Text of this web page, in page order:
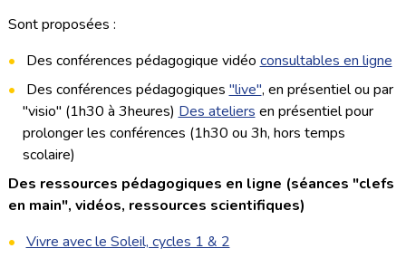
Sont proposées :
Des conférences pédagogique vidéo consultables en ligne
Des conférences pédagogiques "live", en présentiel ou par
"visio" (1h30 à 3heures) Des ateliers en présentiel pour
prolonger les conférences (1h30 ou 3h, hors temps
scolaire)
Des ressources pédagogiques en ligne (séances "clefs
en main", vidéos, ressources scientifiques)
Vivre avec le Soleil, cycles 1 & 2